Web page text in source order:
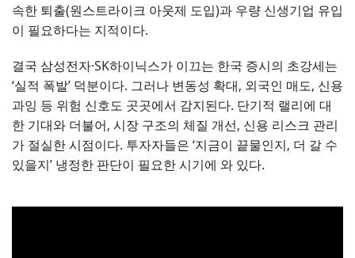
속한 퇴출(원스트라이크 아웃제 도입)과 우량 신생기업 유입
이 필요하다는 지적이다.
결국 삼성전자·SK하이닉스가 이끄는 한국 증시의 초강세는
‘실적 폭발’ 덕분이다. 그러나 변동성 확대, 외국인 매도, 신용
과잉 등 위험 신호도 곳곳에서 감지된다. 단기적 랠리에 대
한 기대와 더불어, 시장 구조의 체질 개선, 신용 리스크 관리
가 절실한 시점이다. 투자자들은 ‘지금이 끝물인지, 더 갈 수
있을지’ 냉정한 판단이 필요한 시기에 와 있다.